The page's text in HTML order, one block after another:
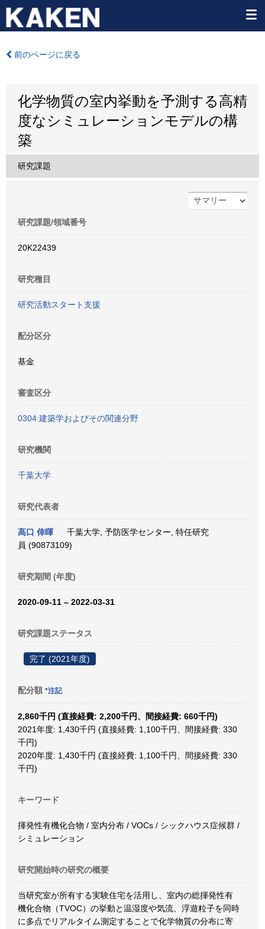
前のページに戻る
化学物質の室内挙動を予測する高精
度なシミュレーションモデルの構
築
研究課題
研究課題/領域番号
20K22439
研究種目
研究活動スタート支援
配分区分
基金
審査区分
0304:建築学およびその関連分野
研究機関
千葉大学
研究代表者
高口 倖暉
千葉大学, 予防医学センター, 特任研究
員 (90873109)
研究期間 (年度)
2020-09-11 – 2022-03-31
研究課題ステータス
完了 (2021年度)
配分額 *注記
2,860千円 (直接経費: 2,200千円、間接経費: 660千円)
2021年度: 1,430千円 (直接経費: 1,100千円、間接経費: 330
千円)
2020年度: 1,430千円 (直接経費: 1,100千円、間接経費: 330
千円)
キーワード
揮発性有機化合物 / 室内分布 / VOCs / シックハウス症候群 /
シミュレーション
研究開始時の研究の概要
当研究室が所有する実験住宅を活用し、室内の総揮発性有
機化合物（TVOC）の挙動と温湿度や気流、浮遊粒子を同時
に多点でリアルタイム測定することで化学物質の分布に寄